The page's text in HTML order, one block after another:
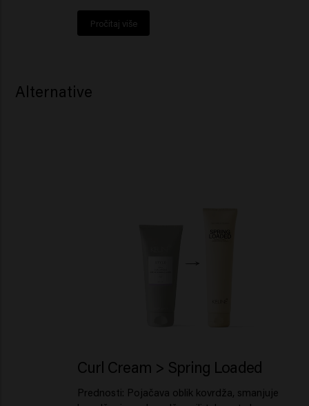
Pročitaj više
Alternative
Curl Cream > Spring Loaded
Prednosti: Pojačava oblik kovrdža, smanjuje